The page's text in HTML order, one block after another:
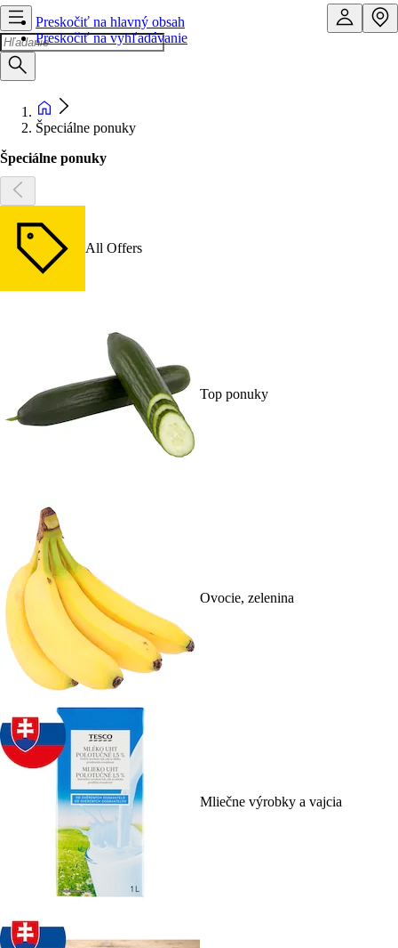
Preskočiť na hlavný obsah
Preskočiť na vyhľadávanie
Špeciálne ponuky
Špeciálne ponuky
All Offers
Top ponuky
Ovocie, zelenina
Mliečne výrobky a vajcia